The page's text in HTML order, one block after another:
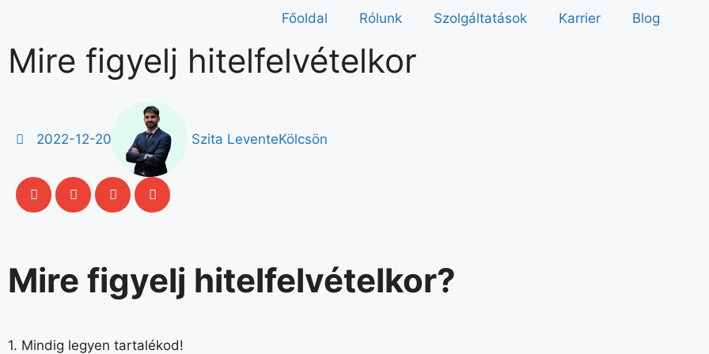
Főoldal Rólunk Szolgáltatások Karrier Blog
Mire figyelj hitelfelvételkor
2022-12-20 Szita LeventeKölcsön
Mire figyelj hitelfelvételkor?
1. Mindig legyen tartalékod!